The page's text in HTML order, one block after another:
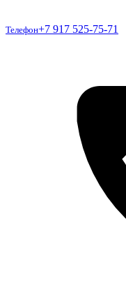
Телефон
Телефон+7 917 525-75-71